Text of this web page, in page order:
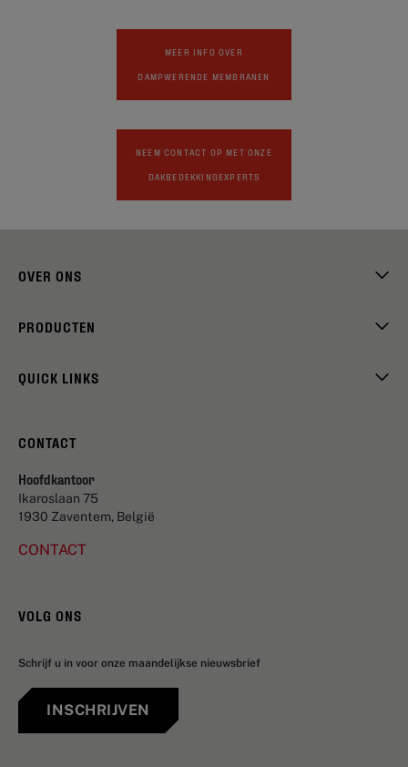
MEER INFO OVER
DAMPWERENDE MEMBRANEN
NEEM CONTACT OP MET ONZE
DAKBEDEKKINGEXPERTS
OVER ONS
PRODUCTEN
QUICK LINKS
CONTACT
Hoofdkantoor
Ikaroslaan 75
1930 Zaventem, België
CONTACT
VOLG ONS
Schrijf u in voor onze maandelijkse nieuwsbrief
INSCHRIJVEN